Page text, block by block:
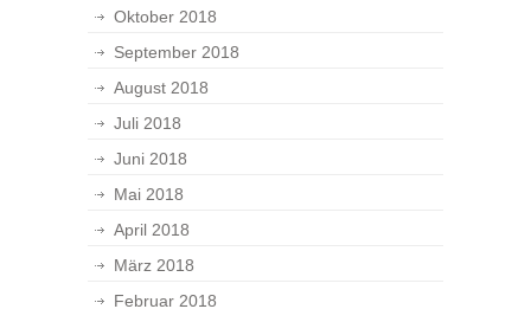
Oktober 2018
September 2018
August 2018
Juli 2018
Juni 2018
Mai 2018
April 2018
März 2018
Februar 2018